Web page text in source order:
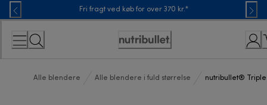
Skip
to
Content
Fri fragt ved køb for over 370 kr.*
Accessibility
Alle blendere Alle blendere i fuld størrelse nutribullet® Triple